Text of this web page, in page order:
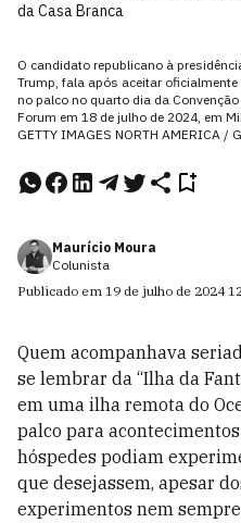
da Casa Branca
O candidato republicano à
Trump, fala após aceitar
no palco no quarto dia da
Forum em 18 de julho de 2024, em
GETTY IMAGES NORTH AMERICA /
Maurício Moura
Colunista
Publicado em 19 de julho de 2024
Quem acompanhava
se lembrar da “Ilha da
em uma ilha remota do
palco para
hóspedes podiam
que desejassem, apesar
experimentos nem